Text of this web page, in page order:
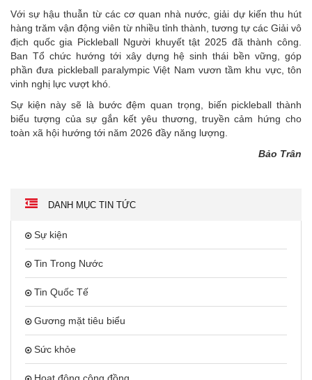
Với sự hậu thuẫn từ các cơ quan nhà nước, giải dự kiến thu hút
hàng trăm vận động viên từ nhiều tỉnh thành, tương tự các Giải vô
địch quốc gia Pickleball Người khuyết tật 2025 đã thành công.
Ban Tổ chức hướng tới xây dựng hệ sinh thái bền vững, góp
phần đưa pickleball paralympic Việt Nam vươn tầm khu vực, tôn
vinh nghị lực vượt khó.
Sự kiện này sẽ là bước đệm quan trọng, biến pickleball thành
biểu tượng của sự gắn kết yêu thương, truyền cảm hứng cho
toàn xã hội hướng tới năm 2026 đầy năng lượng.
Bảo Trân
DANH MỤC TIN TỨC
Sự kiện
Tin Trong Nước
Tin Quốc Tế
Gương mặt tiêu biểu
Sức khỏe